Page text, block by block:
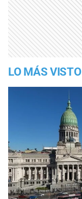
LO MÁS VISTO